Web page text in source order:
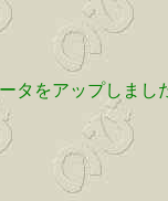
タをアップしまし